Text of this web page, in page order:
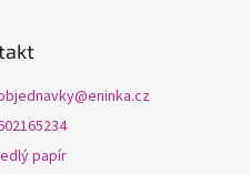
@eninka.cz
papír